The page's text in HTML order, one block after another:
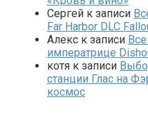
Сергей к записи
Far Harbor DLC
Алекс к записи
императрице
котя к записи
станции Глас на
космос